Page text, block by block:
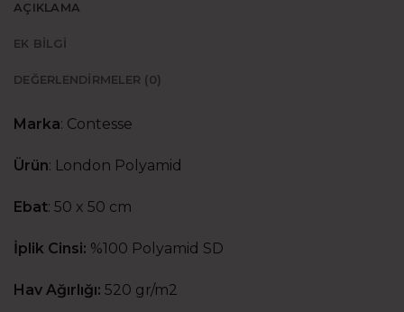
AÇIKLAMA
EK BILGI
DEĞERLENDIRMELER (0)
Marka: Contesse
Ürün: London Polyamid
Ebat: 50 x 50 cm
İplik Cinsi: %100 Polyamid SD
Hav Ağırlığı: 520 gr/m2